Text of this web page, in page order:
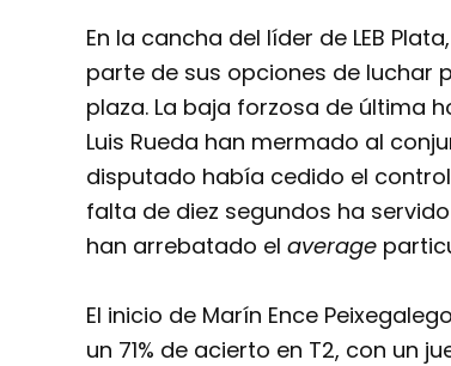
En la cancha del líder de LEB
parte de sus opciones de luchar
plaza. La baja forzosa de última
Luis Rueda han mermado al
disputado había cedido el
falta de diez segundos ha
han arrebatado el average
El inicio de Marín Ence
un 71% de acierto en T2, con un